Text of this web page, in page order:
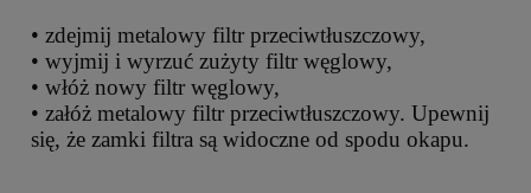
• zdejmij metalowy filtr przeciwtłuszczowy,
• wyjmij i wyrzuć zużyty filtr węglowy,
• włóż nowy filtr węglowy,
• załóż metalowy filtr przeciwtłuszczowy. Upewnij
się, że zamki filtra są widoczne od spodu okapu.